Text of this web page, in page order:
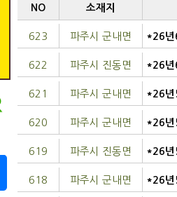
NO 소재지
623 파주시 군내면 *26년
농림
622 파주시 진동면 *26년
생산
621 파주시 군내면 *26년
농림
620 파주시 군내면 *26년
농림
619 파주시 진동면 *26년
농림
618 파주시 군내면 *26년